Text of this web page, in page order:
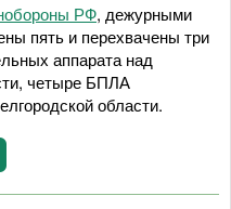
РФ, дежурными
пять и перехвачены три
аппарата над
четыре БПЛА
области.